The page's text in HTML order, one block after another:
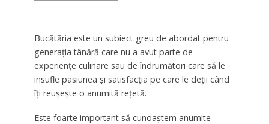
Bucătăria este un subiect greu de abordat pentru
generația tânără care nu a avut parte de
experiențe culinare sau de îndrumători care să le
insufle pasiunea și satisfacția pe care le deții când
îți reușește o anumită rețetă.
Este foarte important să cunoaștem anumite